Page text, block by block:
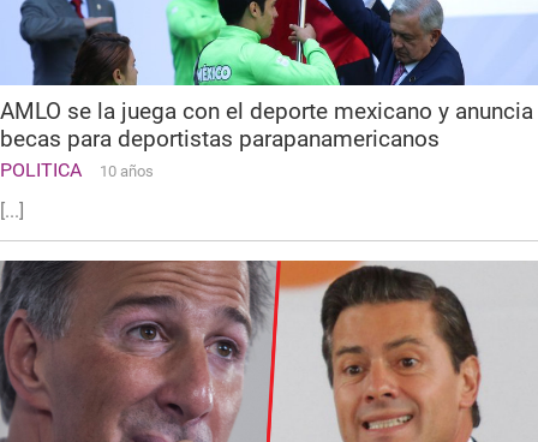
AMLO se la juega con el deporte mexicano y anuncia
becas para deportistas parapanamericanos
POLITICA 10 años
[...]